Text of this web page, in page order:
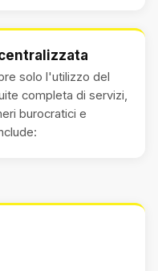
solo l'utilizzo del
completa di servizi,
burocratici e